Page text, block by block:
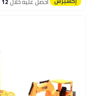
عشوائية) اغسطس